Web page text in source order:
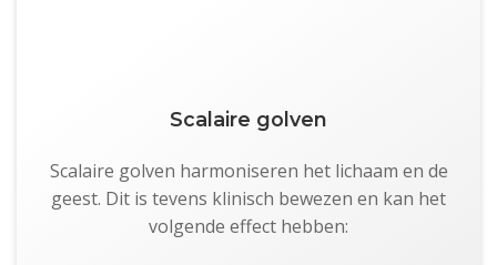
Scalaire golven
Scalaire golven harmoniseren het lichaam en de
geest. Dit is tevens klinisch bewezen en kan het
volgende effect hebben: